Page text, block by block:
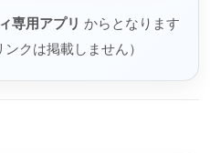
専用アプリ からとなります
クは掲載しません）